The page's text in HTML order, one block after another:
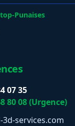
Punaises
07 35
80 08 (Urgence)
3d-services.com